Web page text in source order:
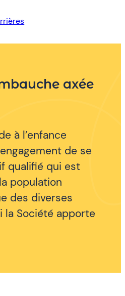
axée
à l’enfance
de se
qualifié qui est
population
des diverses
la Société apporte